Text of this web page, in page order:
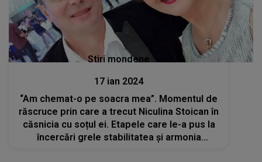
Stiri mondene
17 ian 2024
“Am chemat-o pe soacra mea”. Momentul de
răscruce prin care a trecut Niculina Stoican în
căsnicia cu soțul ei. Etapele care le-a pus la
încercări grele stabilitatea și armonia